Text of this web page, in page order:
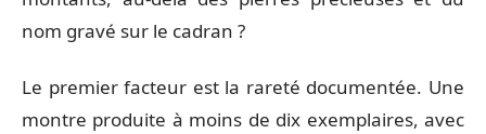
nom gravé sur le cadran ?
Le premier facteur est la rareté documentée. Une
montre produite à moins de dix exemplaires, avec